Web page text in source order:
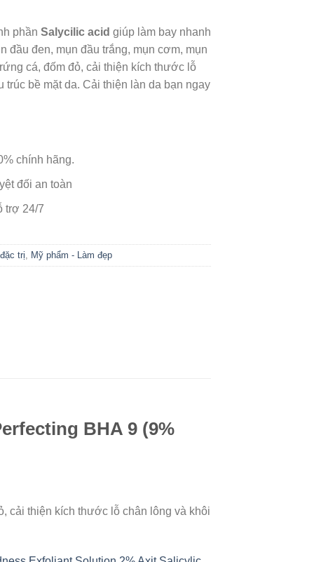
phần Salycilic acid giúp làm bay nhanh
đầu đen, mụn đầu trắng, mụn cơm, mụn
cá, đốm đỏ, cải thiện kích thước lỗ
trúc bề mặt da. Cải thiện làn da bạn ngay
chính hãng.
đối an toàn
trợ 24/7
trị Mỹ phẩm - Làm đẹp
BHA 9 (9%
cải thiện kích thước lỗ chân lông và khôi